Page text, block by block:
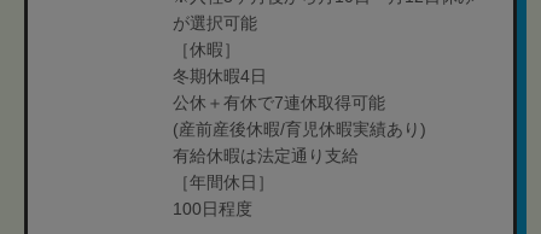
が選択可能
［休暇］
冬期休暇4日
公休＋有休で7連休取得可能
(産前産後休暇/育児休暇実績あり)
有給休暇は法定通り支給
［年間休日］
100日程度